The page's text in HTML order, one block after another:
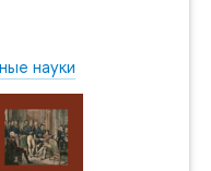
науки